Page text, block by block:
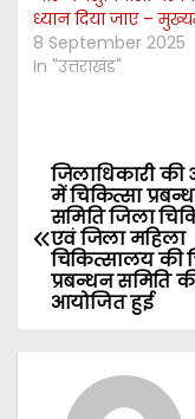
ध्यान दिया जाए –
8 September 2025
In "उत्तराखंड"
P
o
s
जिलाधिकारी की
में चिकित्सा
समिति जिला
एवं जिला महिला
चिकित्सालय की
प्रबन्धन समिति
आयोजित हुई